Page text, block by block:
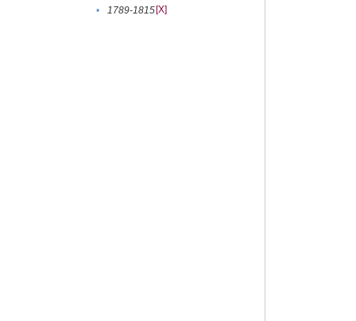
•
1789-1815[X]